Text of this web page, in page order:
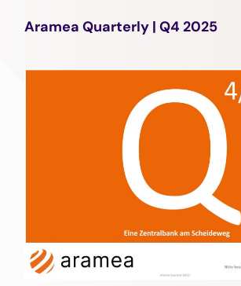
Aramea Quarterly | Q4 2025